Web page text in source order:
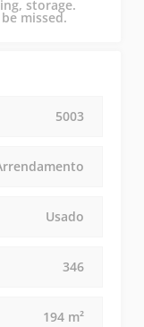
storage.
missed.
5003
Usado
346
194 m²